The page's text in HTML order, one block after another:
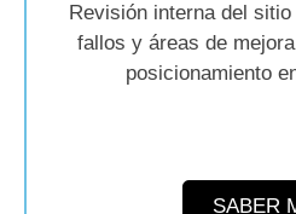
Revisión interna del
fallos y áreas de
posicionamiento
SABER